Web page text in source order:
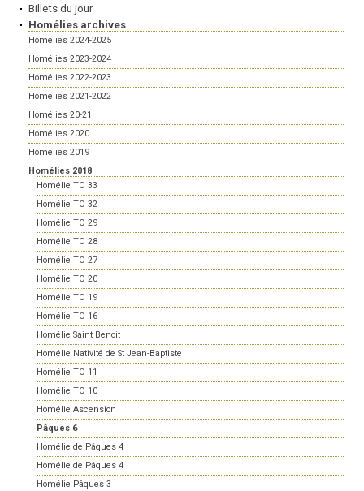
Billets du jour
Homélies archives
Homélies 2024-2025
Homélies 2023-2024
Homélies 2022-2023
Homélies 2021-2022
Homélies 20-21
Homélies 2020
Homélies 2019
Homélies 2018
Homélie TO 33
Homélie TO 32
Homélie TO 29
Homélie TO 28
Homélie TO 27
Homélie TO 20
Homélie TO 19
Homélie TO 16
Homélie Saint Benoit
Homélie Nativité de St Jean-Baptiste
Homélie TO 11
Homélie TO 10
Homélie Ascension
Pâques 6
Homélie de Pâques 4
Homélie de Pâques 4
Homélie Pâques 3